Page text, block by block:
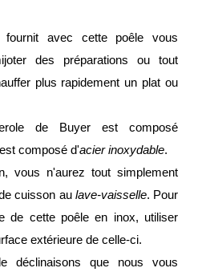
fournit avec cette poêle vous
des préparations ou tout
plus rapidement un plat ou
de Buyer est composé
composé d'acier inoxydable.
vous n'aurez tout simplement
cuisson au lave-vaisselle. Pour
de cette poêle en inox, utiliser
extérieure de celle-ci.
déclinaisons que nous vous